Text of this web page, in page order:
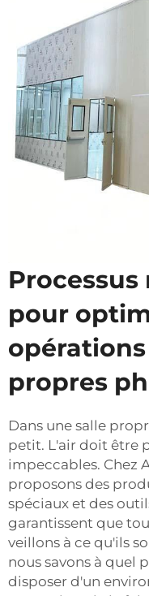
pour
propres
Dans une salle
petit. L'air doit être
impeccables. Chez
proposons des
spéciaux et des
garantissent que
veillons à ce qu'ils
nous savons à quel
disposer d'un